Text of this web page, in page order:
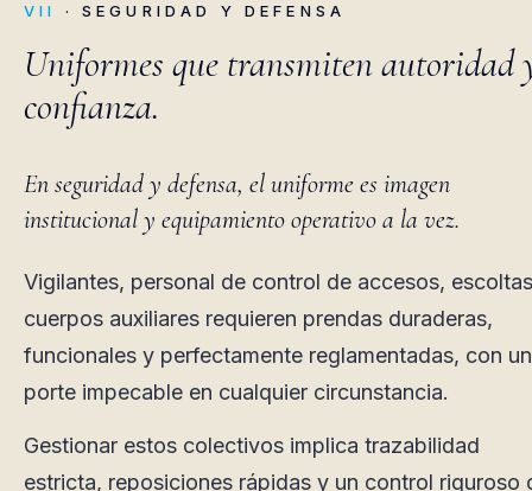
VII · SEGURIDAD Y DEFENSA
Uniformes que transmiten autoridad
confianza.
En seguridad y defensa, el uniforme es imagen
institucional y equipamiento operativo a la vez.
Vigilantes, personal de control de accesos,
cuerpos auxiliares requieren prendas duraderas,
funcionales y perfectamente reglamentadas, con un
porte impecable en cualquier circunstancia.
Gestionar estos colectivos implica trazabilidad
estricta, reposiciones rápidas y un control riguroso